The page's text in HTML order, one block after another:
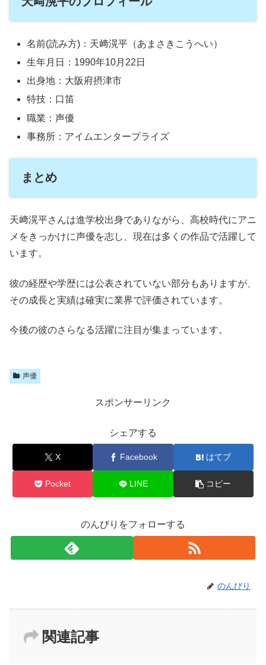
名前(読み方)：天﨑滉平（あまさきこうへい）
生年月日：1990年10月22日
出身地：大阪府摂津市
特技：口笛
職業：声優
事務所：アイムエンタープライズ
まとめ
天﨑滉平さんは進学校出身でありながら、高校時代にアニ
メをきっかけに声優を志し、現在は多くの作品で活躍して
います。
彼の経歴や学歴には公表されていない部分もありますが、
その成長と実績は確実に業界で評価されています。
今後の彼のさらなる活躍に注目が集まっています。
声優
スポンサーリンク
シェアする
X Facebook はてブ
Pocket LINE コピー
のんびりをフォローする
のんびり
関連記事